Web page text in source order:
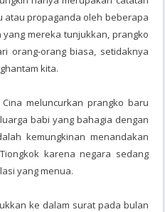
atau propaganda oleh beberapa
mereka tunjukkan, prangko
orang-orang biasa, setidaknya
kita.
meluncurkan prangko baru
babi yang bahagia dengan
kemungkinan menandakan
karena negara sedang
yang menua.
ke dalam surat pada bulan